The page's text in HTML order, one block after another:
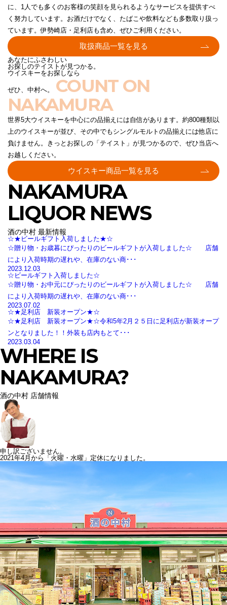
に、1人でも多くのお客様の笑顔を見られるようなサービスを提供すべ
く努力しています。お酒だけでなく、たばこや飲料なども多数取り扱っ
ています。伊勢崎店・足利店も含め、ぜひご利用ください。
取扱商品一覧を見る
あなたにふさわしい
お探しのテイストが見つかる。
ウイスキーをお探しなら
ぜひ、中村へ。 COUNT ON
NAKAMURA
世界5大ウイスキーを中心にの品揃えには自信があります。約800種類以
上のウイスキーが並び、その中でもシングルモルトの品揃えには他店に
負けません。きっとお探しの「テイスト」が見つかるので、ぜひ当店へ
お越しください。
ウイスキー商品一覧を見る
NAKAMURA
LIQUOR NEWS
酒の中村 最新情報
☆★ビールギフト入荷しました★☆
☆贈り物・お歳暮にぴったりのビールギフトが入荷しました☆ 店舗
により入荷時期の遅れや、在庫のない商･･･
2023.12.03
☆ビールギフト入荷しました☆
☆贈り物・お中元にぴったりのビールギフトが入荷しました☆ 店舗
により入荷時期の遅れや、在庫のない商･･･
2023.07.02
☆★足利店 新装オープン★☆
☆★足利店 新装オープン★☆令和5年2月２５日に足利店が新装オープ
ンとなりました！！外装も店内もとて･･･
2023.03.04
WHERE IS
NAKAMURA?
酒の中村 店舗情報
申し訳ございません。
2021年4月から「火曜・水曜」定休になりました。